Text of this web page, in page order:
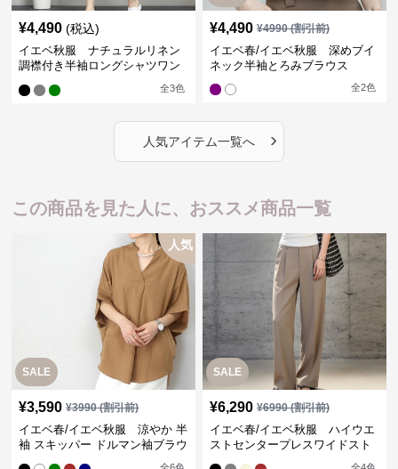
¥4,490 (税込)
イエベ秋服 ナチュラルリネン
調襟付き半袖ロングシャツワン
全3色
¥4,490 ¥4990(割引前)
イエベ春/イエベ秋服 深めブイ
ネック半袖とろみブラウス
全2色
人気アイテム一覧へ ›
この商品を見た人に、おススメ商品一覧
SALE
人気
¥3,590 ¥3990(割引前)
イエベ春/イエベ秋服 涼やか 半
袖 スキッパー ドルマン袖ブラウ
全6色
SALE
¥6,290 ¥6990(割引前)
イエベ春/イエベ秋服 ハイウエ
ストセンタープレスワイドスト
全4色